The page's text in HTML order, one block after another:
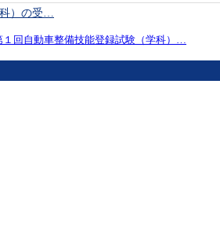
）の受…
回自動車整備技能登録試験（学科）…